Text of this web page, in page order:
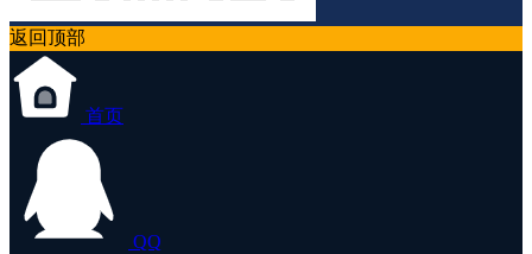
返回顶部
首页
QQ